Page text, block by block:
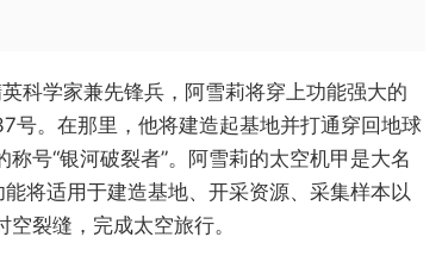
科学家兼先锋兵，阿雪莉将穿上功能强大的
号。在那里，他将建造起基地并打通穿回地球
号“银河破裂者”。阿雪莉的太空机甲是大名
将适用于建造基地、开采资源、采集样本以
裂缝，完成太空旅行。